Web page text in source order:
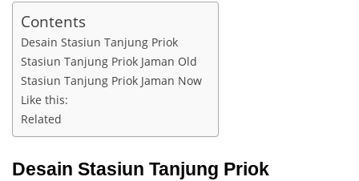
Contents
Desain Stasiun Tanjung Priok
Stasiun Tanjung Priok Jaman Old
Stasiun Tanjung Priok Jaman Now
Like this:
Related
Desain Stasiun Tanjung Priok